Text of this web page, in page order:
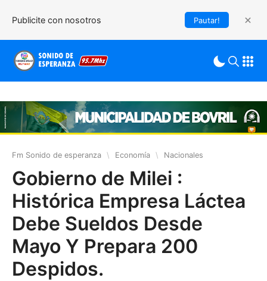
Publicite con nosotros Pautar!
Fm Sonido de esperanza \ Economía \ Nacionales
Gobierno de Milei :
Histórica Empresa Láctea
Debe Sueldos Desde
Mayo Y Prepara 200
Despidos.